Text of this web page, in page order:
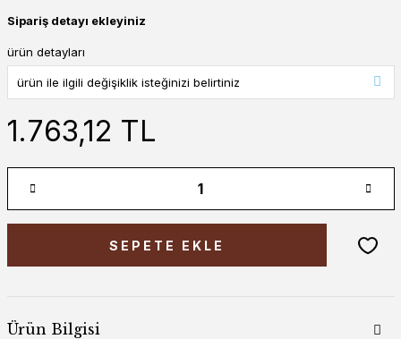
Sipariş detayı ekleyiniz
ürün detayları
1.763,12 TL
SEPETE EKLE
Ürün Bilgisi